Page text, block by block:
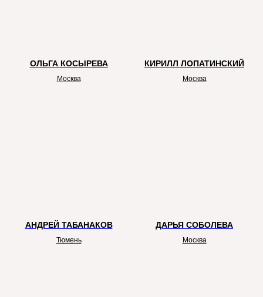
ОЛЬГА КОСЫРЕВА
Москва
КИРИЛЛ ЛОПАТИНСКИЙ
Москва
АНДРЕЙ ТАБАНАКОВ
Тюмень
ДАРЬЯ СОБОЛЕВА
Москва